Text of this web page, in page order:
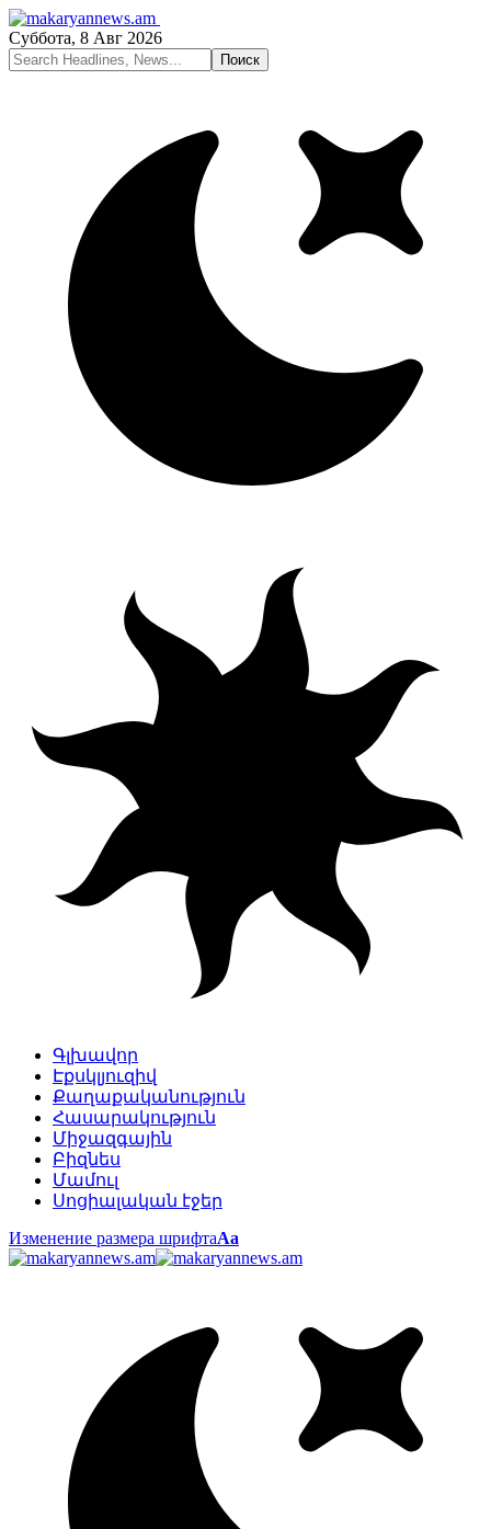
Суббота, 8 Авг 2026
Գլխավոր
Էքսկլյուզիվ
Քաղաքականություն
Հասարակություն
Միջազգային
Բիզնես
Մամուլ
Սոցիալական էջեր
Изменение размера шрифтаАа